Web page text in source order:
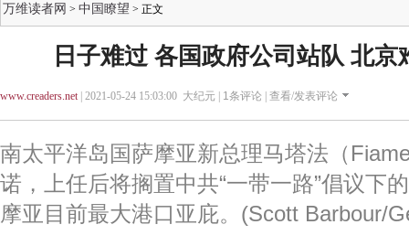
万维读者网 > 中国瞭望 > 正文
日子难过 各国政府公司站队 北京
www.creaders.net| 2021-05-24 15:03:00 大纪元 | 1条评论 | 查看/发表评论
南太平洋岛国萨摩亚新总理马塔法（
诺，上任后将搁置中共“一带一路”倡议下
摩亚目前最大港口亚庇。(Scott Barbour/